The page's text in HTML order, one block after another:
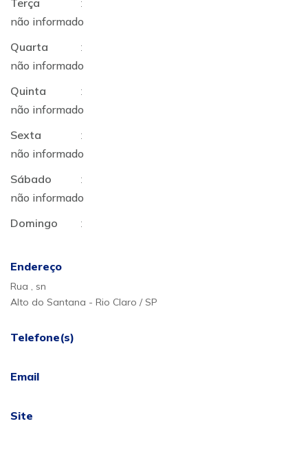
Terça
:
não informado
Quarta
:
não informado
Quinta
:
não informado
Sexta
:
não informado
Sábado
:
não informado
Domingo
:
Endereço
Rua , sn
Alto do Santana - Rio Claro / SP
Telefone(s)
Email
Site